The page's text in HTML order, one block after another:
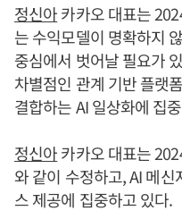
정신아카카오 대표는
는 수익모델이 명확하지
중심에서 벗어날 필요가
차별점인 관계 기반 플랫
결합하는 AI 일상화에 집
정신아카카오 대표는
와 같이 수정하고, AI 메신
스 제공에 집중하고 있다.